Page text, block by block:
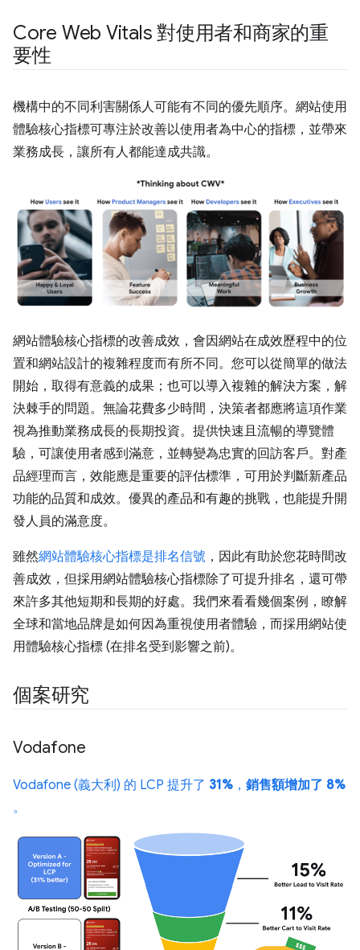
Core Web Vitals 對使用者和商家的重
要性
機構中的不同利害關係人可能有不同的優先順序。網站使用
體驗核心指標可專注於改善以使用者為中心的指標，並帶來
業務成長，讓所有人都能達成共識。
網站體驗核心指標的改善成效，會因網站在成效歷程中的位
置和網站設計的複雜程度而有所不同。您可以從簡單的做法
開始，取得有意義的成果；也可以導入複雜的解決方案，解
決棘手的問題。無論花費多少時間，決策者都應將這項作業
視為推動業務成長的長期投資。提供快速且流暢的導覽體
驗，可讓使用者感到滿意，並轉變為忠實的回訪客戶。對產
品經理而言，效能應是重要的評估標準，可用於判斷新產品
功能的品質和成效。優異的產品和有趣的挑戰，也能提升開
發人員的滿意度。
雖然網站體驗核心指標是排名信號 ，因此有助於您花時間改
善成效，但採用網站體驗核心指標除了可提升排名，還可帶
來許多其他短期和長期的好處。我們來看看幾個案例，瞭解
全球和當地品牌是如何因為重視使用者體驗，而採用網站使
用體驗核心指標 (在排名受到影響之前)。
個案研究
Vodafone
Vodafone (義大利) 的 LCP 提升了 31% ， 銷售額增加了 8%
。